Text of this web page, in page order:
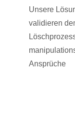
Unsere
validieren
Ansprüche